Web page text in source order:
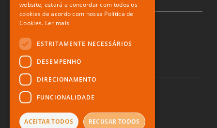
© 2026 Zone Soft
Política de privacidad
Queja
SPANISH
website, estará a concordar com todos os
cookies de acordo com nossa Política de
Cookies. Ler mais
ESTRITAMENTE NECESSÁRIOS
DESEMPENHO
DIRECIONAMENTO
FUNCIONALIDADE
ACEITAR TODOS RECUSAR TODOS